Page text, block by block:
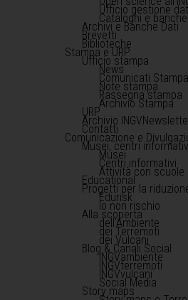
Ufficio gestione
Cataloghi e
Archivi e Banche Dati
Brevetti
Biblioteche
Stampa e URP
Ufficio stampa
News
Comunicati Stampa
Note stampa
Rassegna stampa
Archivio Stampa
URP
Archivio
Contatti
Comunicazione e
Musei, centri
Musei
Centri informativi
Attività con scuole
Educational
Progetti per la
Edurisk
Io non rischio
Alla scoperta
dell'Ambiente
dei Terremoti
dei Vulcani
Blog & Canali Social
INGVambiente
INGVterremoti
INGVvulcani
Social Media
Story maps